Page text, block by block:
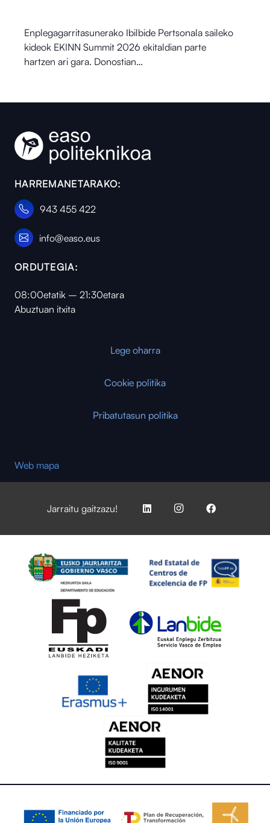
Enplegagarritasunerako Ibilbide Pertsonala saileko
kideok EKINN Summit 2026 ekitaldian parte
hartzen ari gara. Donostian…
HARREMANETARAKO:
943 455 422
info@easo.eus
ORDUTEGIA:
08:00etatik – 21:30etara
Abuztuan itxita
Lege oharra
Cookie politika
Pribatutasun politika
Web mapa
Jarraitu gaitzazu!